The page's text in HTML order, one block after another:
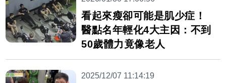
看起來瘦卻可能是肌少症！
醫點名年輕化4大主因：不到
50歲體力竟像老人
2025/12/07 11:14:19